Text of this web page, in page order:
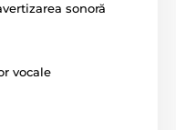
să setați doar
de corecție (doar
puternic).
sonoră
vocale